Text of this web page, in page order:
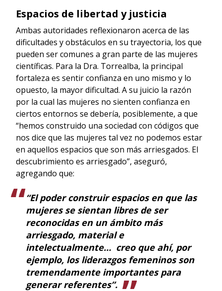
Espacios de libertad y justicia
Ambas autoridades reflexionaron acerca de las
dificultades y obstáculos en su trayectoria, los que
pueden ser comunes a gran parte de las mujeres
científicas. Para la Dra. Torrealba, la principal
fortaleza es sentir confianza en uno mismo y lo
opuesto, la mayor dificultad. A su juicio la razón
por la cual las mujeres no sienten confianza en
ciertos entornos se debería, posiblemente, a que
“hemos construido una sociedad con códigos que
nos dice que las mujeres tal vez no podemos estar
en aquellos espacios que son más arriesgados. El
descubrimiento es arriesgado”, aseguró,
agregando que:
“El poder construir espacios en que las
mujeres se sientan libres de ser
reconocidas en un ámbito más
arriesgado, material e
intelectualmente… creo que ahí, por
ejemplo, los liderazgos femeninos son
tremendamente importantes para
generar referentes”.